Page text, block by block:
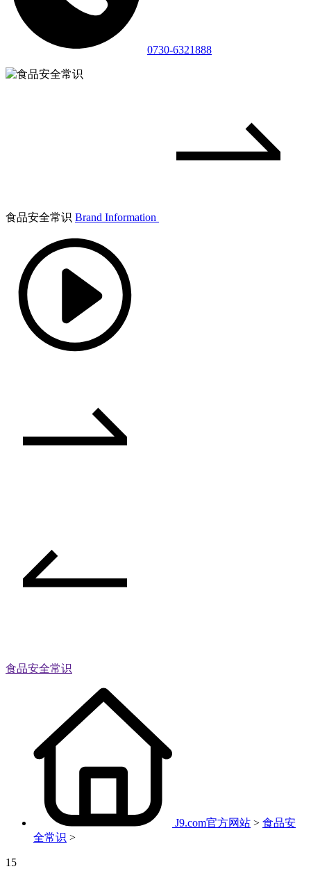
0730-6321888
食品安全常识 Brand Information
食品安全常识
J9.com官方网站 > 食品安
全常识 >
15